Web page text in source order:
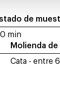
de
min
Molienda
Cata - entre